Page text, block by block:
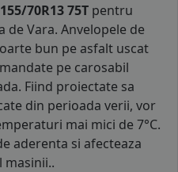
70R13 75T pentru
Vara. Anvelopele de
bun pe asfalt uscat
pe carosabil
Fiind proiectate sa
din perioada verii, vor
mai mici de 7°C.
aderenta si afecteaza
masinii..